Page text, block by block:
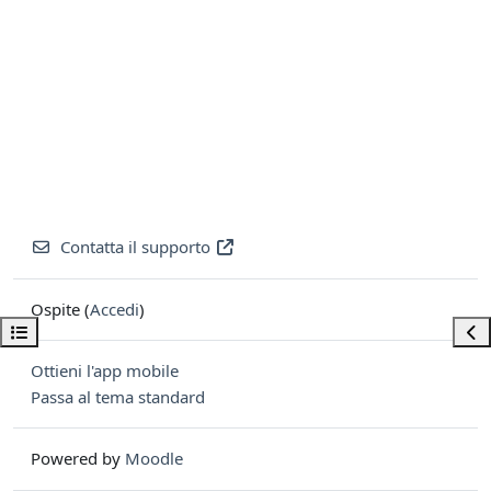
Apri indice del corso
Contatta il supporto
Ospite (Accedi)
Ottieni l'app mobile
Passa al tema standard
Powered by Moodle